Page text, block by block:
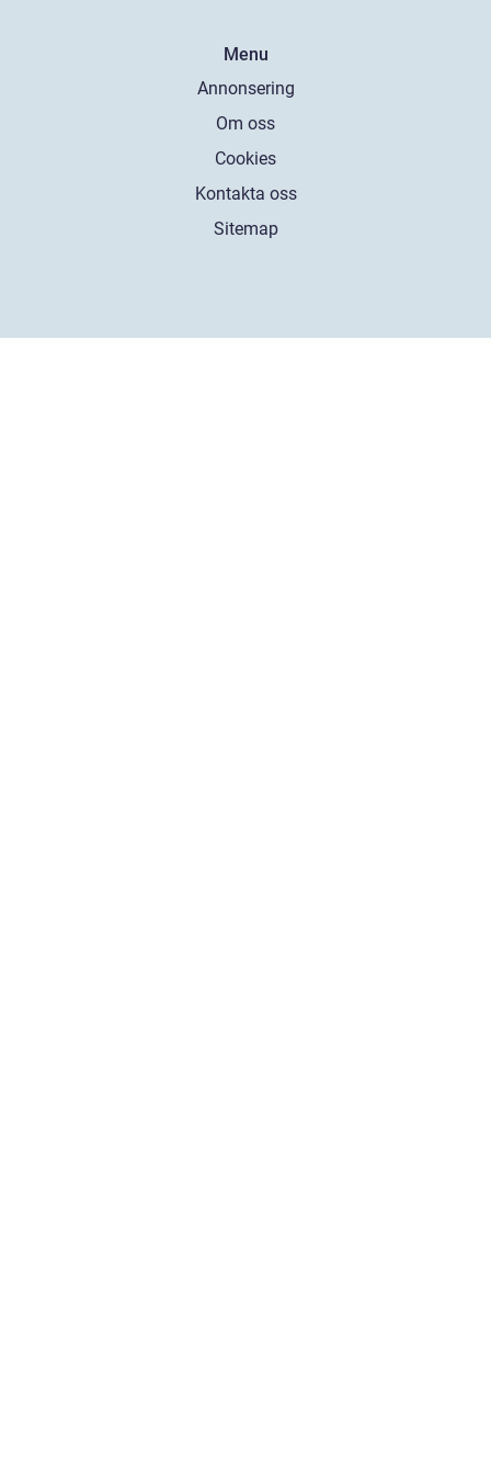
Menu
Annonsering
Om oss
Cookies
Kontakta oss
Sitemap